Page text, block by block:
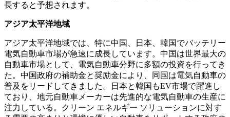
長すると予想されます。
アジア太平洋地域
アジア太平洋地域では、特に中国、日本、韓国でバッテリー
電気自動車市場が急速に成長しています。中国は世界最大の
自動車市場として、電気自動車分野に多額の投資を行ってき
た。中国政府の補助金と奨励金により、同国は電気自動車の
普及をリードしてきました。日本と韓国もEV市場で躍進し
ており、地元自動車メーカーは先進的な電気自動車の生産に
注力している。クリーン エネルギー ソリューションに対す